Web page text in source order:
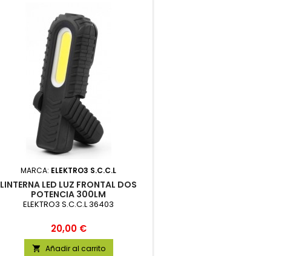
MARCA: ELEKTRO3 S.C.C.L
LINTERNA LED LUZ FRONTAL DOS
POTENCIA 300LM
ELEKTRO3 S.C.C.L 36403
Precio
20,00 €
 Añadir al carrito